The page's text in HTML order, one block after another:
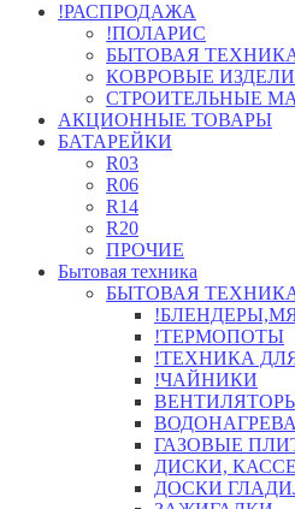
!РАСПРОДАЖА
!ПОЛАРИС
БЫТОВАЯ
КОВРОВЫЕ
СТРОИТЕЛЬНЫЕ
АКЦИОННЫЕ ТОВАРЫ
БАТАРЕЙКИ
R03
R06
R14
R20
ПРОЧИЕ
Бытовая техника
БЫТОВАЯ
!ТЕРМОПОТЫ
!ТЕХНИКА
!ЧАЙНИКИ
ГАЗОВЫЕ
ДИСКИ,
ДОСКИ